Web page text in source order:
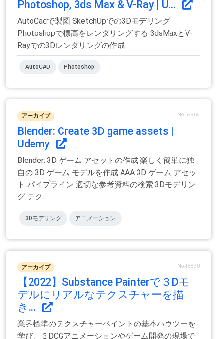
Photoshop, 3ds Max & V-Ray | U...
AutoCadで製図 SketchUpでの3Dモデリング
Photoshopで標高をレンダリングする 3dsMaxとV-
Rayでの3Dレンダリングの作成
AutoCAD Photoshop
アーカイブ No.62965
Blender: Create 3D game assets |
Udemy
Blender: 3D ゲーム アセットの作成 楽しく簡単に独
自の 3D ゲーム モデルを作成 AAA 3D ゲーム アセッ
ト パイプライン 適切な参考資料の検索 3Dモデリン
グ テク...
3Dモデリング アニメーション
アーカイブ No.48890
【2022】Substance Painterで３Dモ
デルにリアルなテクスチャーを描
き...
業界標準のテクスチャーペイントの基本ハウツーを
学び、３DCGアニメーションやゲーム開発の現場で